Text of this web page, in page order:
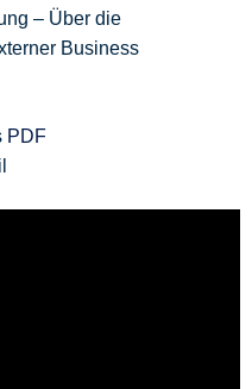
– Über die
Business
PDF